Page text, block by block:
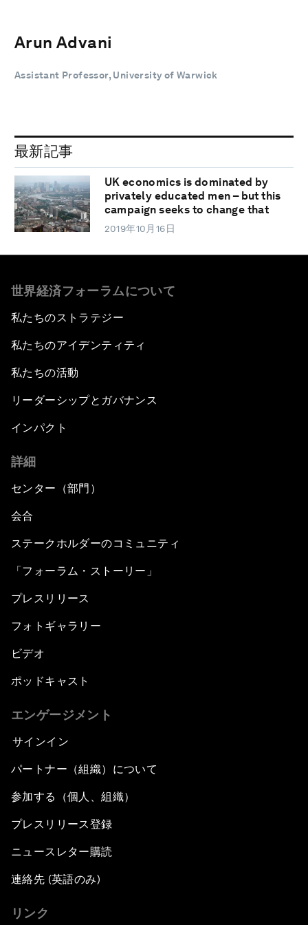
Arun Advani
Assistant Professor, University of Warwick
最新記事
UK economics is dominated by
privately educated men – but this
campaign seeks to change that
2019年10月16日
世界経済フォーラムについて
私たちのストラテジー
私たちのアイデンティティ
私たちの活動
リーダーシップとガバナンス
インパクト
詳細
センター（部門）
会合
ステークホルダーのコミュニティ
「フォーラム・ストーリー」
プレスリリース
フォトギャラリー
ビデオ
ポッドキャスト
エンゲージメント
サインイン
パートナー（組織）について
参加する（個人、組織）
プレスリリース登録
ニュースレター購読
連絡先 (英語のみ)
リンク